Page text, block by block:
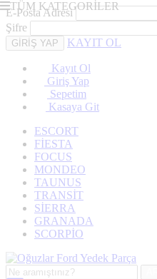
E-Posta Adresi
Şifre
KAYIT OL
Kayıt Ol
Giriş Yap
Sepetim
Kasaya Git
ESCORT
FİESTA
FOCUS
MONDEO
TAUNUS
TRANSİT
SİERRA
GRANADA
SCORPİO
TÜM KATEGORİLER